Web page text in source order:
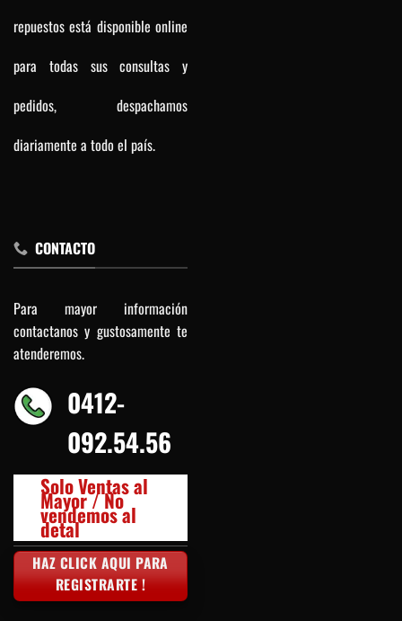
repuestos está disponible online
para todas sus consultas y
pedidos, despachamos
diariamente a todo el país.
CONTACTO
Para mayor información
contactanos y gustosamente te
atenderemos.
0412-
092.54.56
Solo Ventas al
Mayor / No
vendemos al
detal
HAZ CLICK AQUI PARA
REGISTRARTE !